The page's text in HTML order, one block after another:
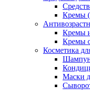
Кремы
Кремы
Кремы
Косметика
Маски